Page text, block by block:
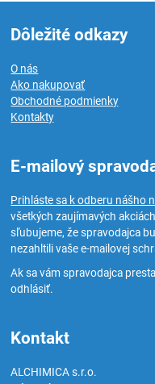
Dôležité odkazy
O nás
Ako nakupovať
Obchodné podmienky
Kontakty
E-mailový
Prihláste sa k odberu nášho
všetkých zaujímavých
sľubujeme, že spravodajca
nezahltili vaše e-mailovej
Ak sa vám spravodajca
odhlásiť.
Kontakt
ALCHIMICA s.r.o.